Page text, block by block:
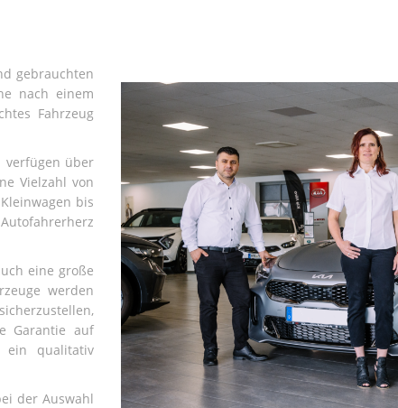
gebrauchten
nach einem
Fahrzeug
verfügen über
Vielzahl von
bis
eine große
werden
Garantie auf
ein qualitativ
der Auswahl